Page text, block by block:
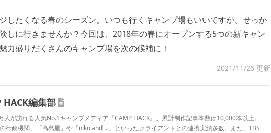
したくなる春のシーズン。いつも行くキャンプ場もいいですが、せっか
しに行きませんか？今回は、2018年の春にオープンする5つの新キャン
力盛りだくさんのキャンプ場を次の候補に！
2021/11/26 更新
HACK編集部
人が訪れる人気No.1キャンプメディア『CAMP HACK』。累計制作記事本数は10,000本以上。
行政機関、「髙島屋」や「niko and ...」といったクライアントとの連携実績多数。また、TBS